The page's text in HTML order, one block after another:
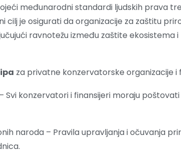
međunarodni standardi ljudskih prava
cilj je osigurati da organizacije za zaštitu
ravnotežu između zaštite ekosistema
za privatne konzervatorske organizacije i
Svi konzervatori i finansijeri moraju
naroda – Pravila upravljanja i očuvanja